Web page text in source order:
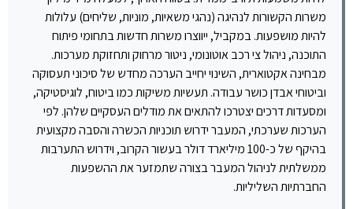
משרות הקשורות לנהיגה (נהגי משאיות, מוניות, שליחים) עלולות
להיות מושפעות. במקביל, ייווצרו משרות חדשות בתחומי פיתוח
התוכנה, ניהול צי רכב אוטונומי, ניטור מרחוק ותחזוקת מערכות.
מבחינה אקטוארית, השינוי יחייב הערכה מחדש של סיכוני תעסוקה
וביטוחי אבדן כושר עבודה. תעשיות משיקות כמו ביטוח, לוגיסטיקה,
ומסעדות דרכים יצטרכו להתאים את מודלים העסקיים שלהן. לפי
הערכות שערכתי, המעבר ידרוש תוכניות הכשרה והסבה מקצועית
בהיקף של כ-100 מיליארד דולר בעשור הקרוב, וידרוש התערבות
ממשלתית לניהול המעבר בצורה שתמזער את ההשפעות
החברתיות השליליות.